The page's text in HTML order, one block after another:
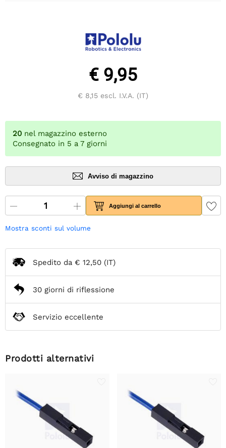
€ 9,95
€ 8,15 escl. I.V.A. (IT)
20 nel magazzino esterno
Consegnato in 5 a 7 giorni
Avviso di magazzino
Aggiungi al carrello
Mostra sconti sul volume
Spedito da € 12,50 (IT)
30 giorni di riflessione
Servizio eccellente
Prodotti alternativi